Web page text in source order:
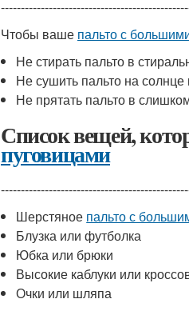
Чтобы ваше пальто с
Не стирать пальто в
Не сушить пальто на
Не прятать пальто в
Список вещей,
пуговицами
Шерстяное пальто с
Блузка или футболка
Юбка или брюки
Высокие каблуки или
Очки или шляпа